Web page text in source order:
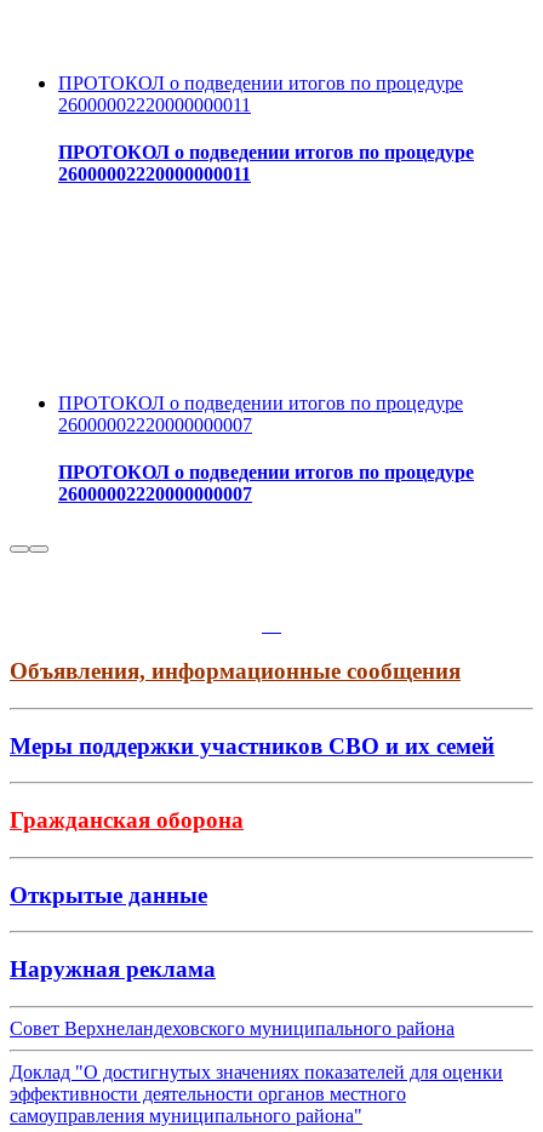
ПРОТОКОЛ о подведении итогов по процедуре
26000002220000000011
ПРОТОКОЛ о подведении итогов по процедуре
26000002220000000011
ПРОТОКОЛ о подведении итогов по процедуре
26000002220000000007
ПРОТОКОЛ о подведении итогов по процедуре
26000002220000000007
Объявления, информационные сообщения
Меры поддержки участников СВО и их семей
Гражданская оборона
Открытые данные
Наружная реклама
Совет Верхнеландеховского муниципального района
Доклад "О достигнутых значениях показателей для оценки
эффективности деятельности органов местного
самоуправления муниципального района"